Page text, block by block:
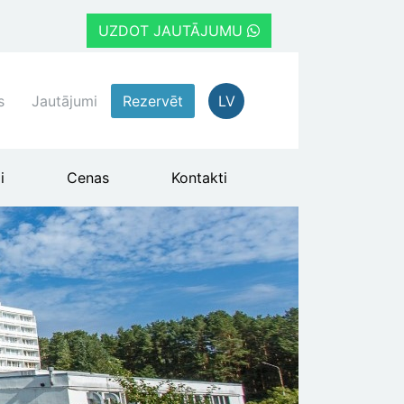
UZDOT JAUTĀJUMU
Jautājumi Rezervēt LV
Cenas Kontakti